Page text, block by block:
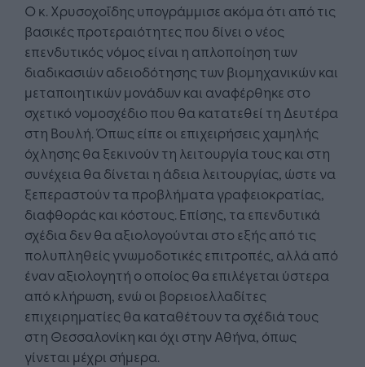
Ο κ. Χρυσοχοΐδης υπογράμμισε ακόμα ότι από τις
βασικές προτεραιότητες που δίνει ο νέος
επενδυτικός νόμος είναι η απλοποίηση των
διαδικασιών αδειοδότησης των βιομηχανικών και
μεταποιητικών μονάδων και αναφέρθηκε στο
σχετικό νομοσχέδιο που θα κατατεθεί τη Δευτέρα
στη Βουλή. Όπως είπε οι επιχειρήσεις χαμηλής
όχλησης θα ξεκινούν τη λειτουργία τους και στη
συνέχεια θα δίνεται η άδεια λειτουργίας, ώστε να
ξεπεραστούν τα προβλήματα γραφειοκρατίας,
διαφθοράς και κόστους. Επίσης, τα επενδυτικά
σχέδια δεν θα αξιολογούνται στο εξής από τις
πολυπληθείς γνωμοδοτικές επιτροπές, αλλά από
έναν αξιολογητή ο οποίος θα επιλέγεται ύστερα
από κλήρωση, ενώ οι βορειοελλαδίτες
επιχειρηματίες θα καταθέτουν τα σχέδιά τους
στη Θεσσαλονίκη και όχι στην Αθήνα, όπως
γίνεται μέχρι σήμερα.